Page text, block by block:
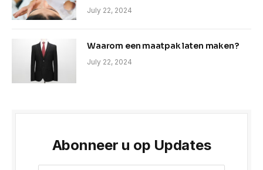
July 22, 2024
Waarom een maatpak laten maken?
July 22, 2024
Abonneer u op Updates